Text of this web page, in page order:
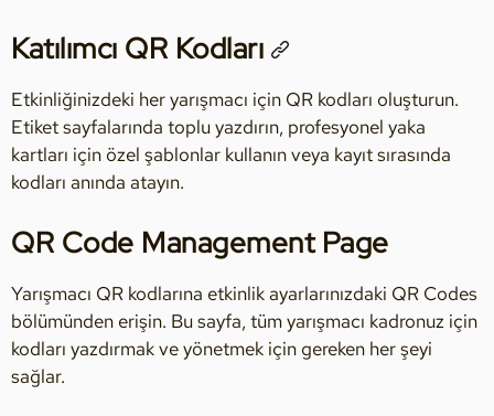
Katılımcı QR Kodları
Etkinliğinizdeki her yarışmacı için QR kodları oluşturun.
Etiket sayfalarında toplu yazdırın, profesyonel yaka
kartları için özel şablonlar kullanın veya kayıt sırasında
kodları anında atayın.
QR Code Management Page
Yarışmacı QR kodlarına etkinlik ayarlarınızdaki QR Codes
bölümünden erişin. Bu sayfa, tüm yarışmacı kadronuz için
kodları yazdırmak ve yönetmek için gereken her şeyi
sağlar.